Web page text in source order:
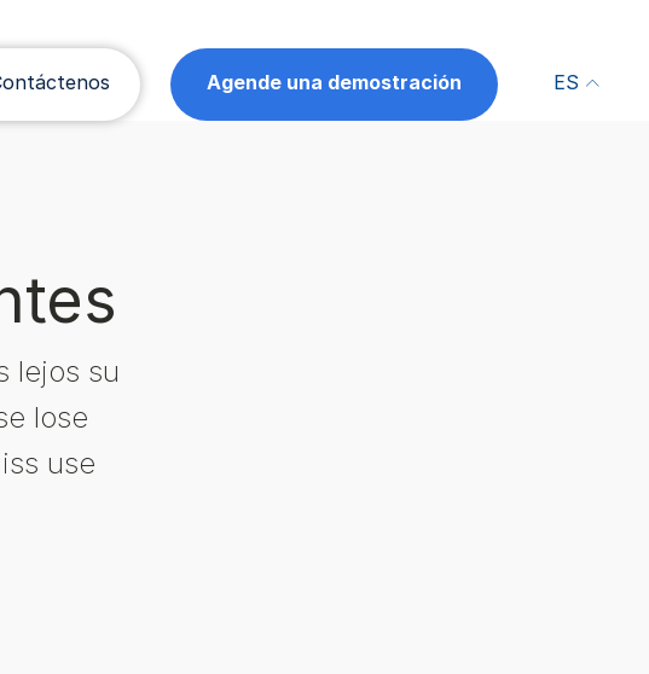
Agende una demostración ES
lejos su
lose
use